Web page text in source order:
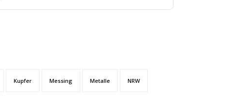
Kupfer Messing Metalle NRW